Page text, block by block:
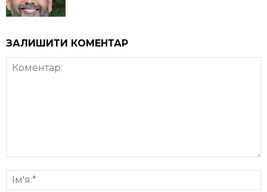
ЗАЛИШИТИ КОМЕНТАР